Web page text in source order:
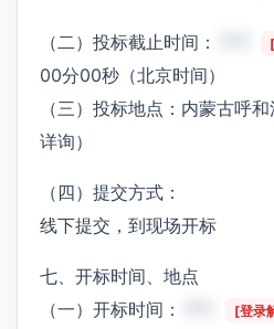
（二）投标截止时间：
00分00秒（北京时间）
（三）投标地点：内蒙古呼
详询）
（四）提交方式：
线下提交，到现场开标
七、开标时间、地点
（一）开标时间：
[登录